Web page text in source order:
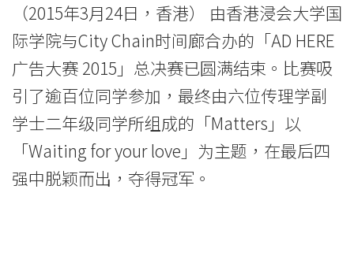
与
City
Chain
时
间
廊
（2015年3月24日，香港） 由香港浸会大学国
际学院与City Chain时间廊合办的「AD HERE
广告大赛 2015」总决赛已圆满结束。比赛吸
引了逾百位同学参加，最终由六位传理学副
学士二年级同学所组成的「Matters」以
「Waiting for your love」为主题，在最后四
强中脱颖而出，夺得冠军。